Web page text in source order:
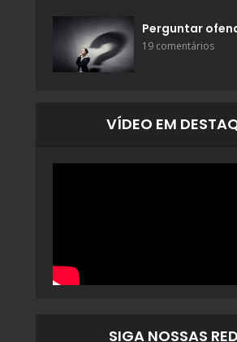
Perguntar
19 comentários
VÍDEO EM
SIGA NOSSAS